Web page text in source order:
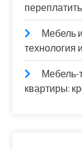
Мебель
технология
Мебель-
квартиры: